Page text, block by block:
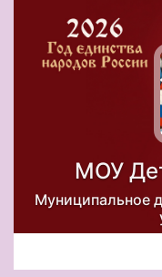
МОУ
Муниципальное